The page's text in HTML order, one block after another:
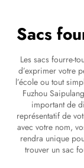
Sacs
Les sacs fourre-
d’exprimer votre
l’école ou tout
Fuzhou
important de
représentatif de
avec votre nom,
rendra unique
trouver un sac